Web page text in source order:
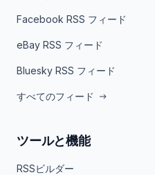
Facebook RSS フィード
eBay RSS フィード
Bluesky RSS フィード
すべてのフィード
ツールと機能
RSSビルダー